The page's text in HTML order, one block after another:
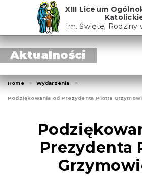
XIII Liceum
im. Świętej Rodziny
Aktualności
Home Wydarzenia
Podziękowania od Prezydenta Piotra
Prezydenta